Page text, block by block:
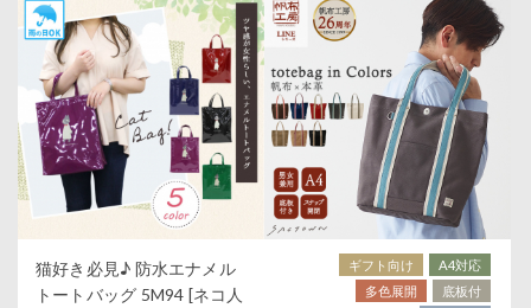
猫好き必見♪ 防水エナメル
トートバッグ 5M94 [ネコ人
ギフト向け
A4対応
多色展開
底板付